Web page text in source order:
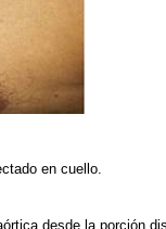
en cuello.
desde la porción